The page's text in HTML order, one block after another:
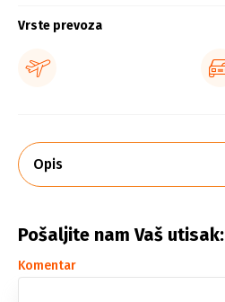
Vrste prevoza
Opis
Pošaljite nam Vaš utisak:
Komentar